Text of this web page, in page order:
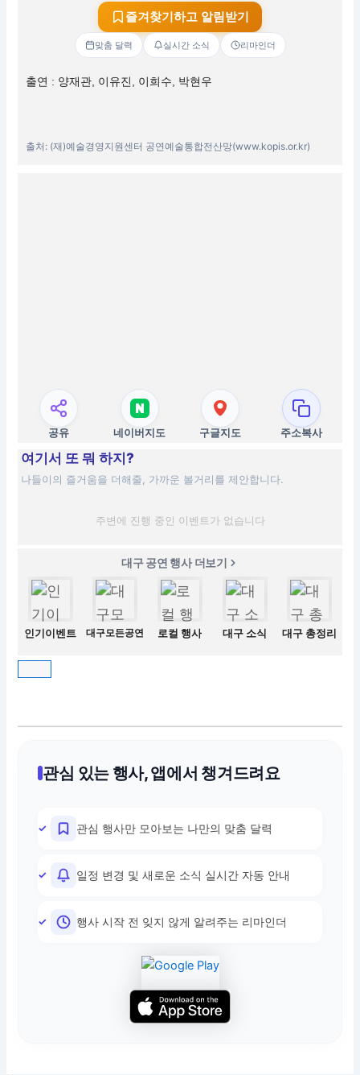
즐겨찾기하고 알림받기
맞춤 달력 실시간 소식 리마인더
출연 : 양재관, 이유진, 이희수, 박현우
출처: (재)예술경영지원센터 공연예술통합전산망(www.kopis.or.kr)
공유 네이버지도 구글지도 주소복사
여기서 또 뭐 하지?
나들이의 즐거움을 더해줄, 가까운 볼거리를 제안합니다.
주변에 진행 중인 이벤트가 없습니다
대구 공연 행사 더보기
인기이벤트 대구모든공연 로컬 행사 대구 소식 대구 총정리
관심 있는 행사, 앱에서 챙겨드려요
관심 행사만 모아보는 나만의 맞춤 달력
일정 변경 및 새로운 소식 실시간 자동 안내
행사 시작 전 잊지 않게 알려주는 리마인더